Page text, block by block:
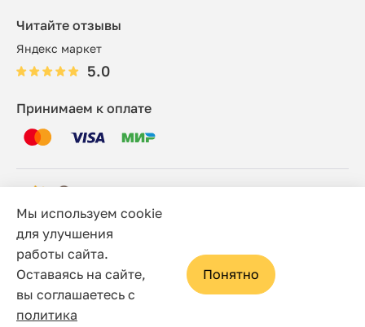
Читайте отзывы
Яндекс маркет
5.0
Принимаем к оплате
© 2006 - 2026 Этно-шоп, Интернет-магазин
Политика конфиденциальности
Сайт носит исключительно информационный характер, и
ни при каких условиях не является публичной офертой,
определяемой положениями статьи 437(2) Гражданского
Мы используем cookie
для улучшения
работы сайта.
Оставаясь на сайте,
вы соглашаетесь с
политика
Понятно